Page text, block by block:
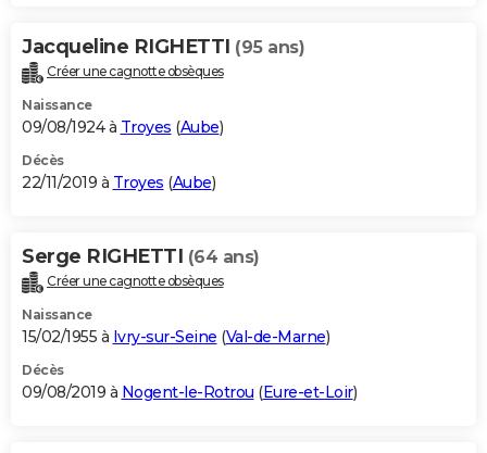
Jacqueline RIGHETTI (95 ans)
Créer une cagnotte obsèques
Naissance
09/08/1924 à Troyes (Aube)
Décès
22/11/2019 à Troyes (Aube)
Serge RIGHETTI (64 ans)
Créer une cagnotte obsèques
Naissance
15/02/1955 à Ivry-sur-Seine (Val-de-Marne)
Décès
09/08/2019 à Nogent-le-Rotrou (Eure-et-Loir)